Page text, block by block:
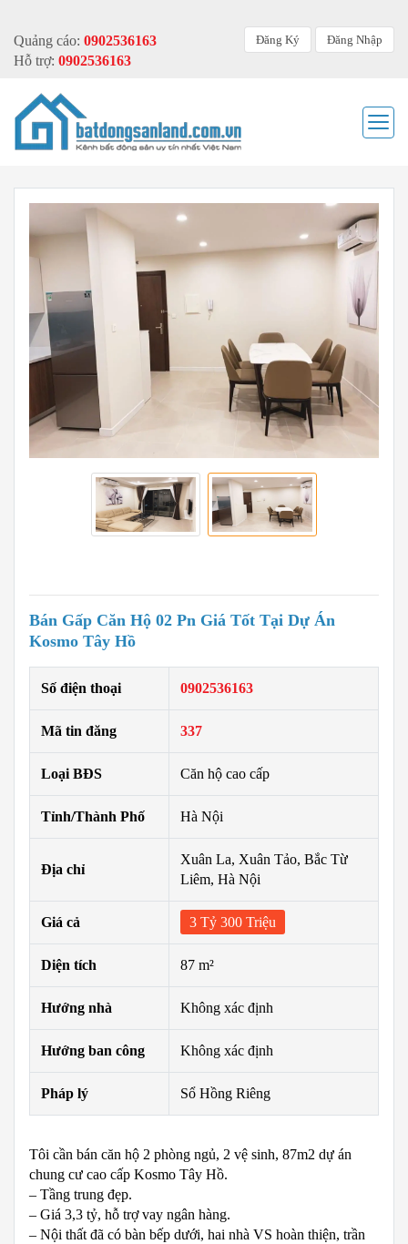
Quảng cáo: 0902536163
Hỗ trợ: 0902536163
Đăng Ký Đăng Nhập
Bán Gấp Căn Hộ 02 Pn Giá Tốt Tại Dự Án
Kosmo Tây Hồ
Số điện thoại 0902536163
Mã tin đăng 337
Loại BĐS Căn hộ cao cấp
Tỉnh/Thành Phố Hà Nội
Địa chỉ
Xuân La, Xuân Tảo, Bắc Từ
Liêm, Hà Nội
Giá cả 3 Tỷ 300 Triệu
Diện tích 87 m²
Hướng nhà Không xác định
Hướng ban công Không xác định
Pháp lý Sổ Hồng Riêng
Tôi cần bán căn hộ 2 phòng ngủ, 2 vệ sinh, 87m2 dự án
chung cư cao cấp Kosmo Tây Hồ.
– Tầng trung đẹp.
– Giá 3,3 tỷ, hỗ trợ vay ngân hàng.
– Nội thất đã có bàn bếp dưới, hai nhà VS hoàn thiện, trần